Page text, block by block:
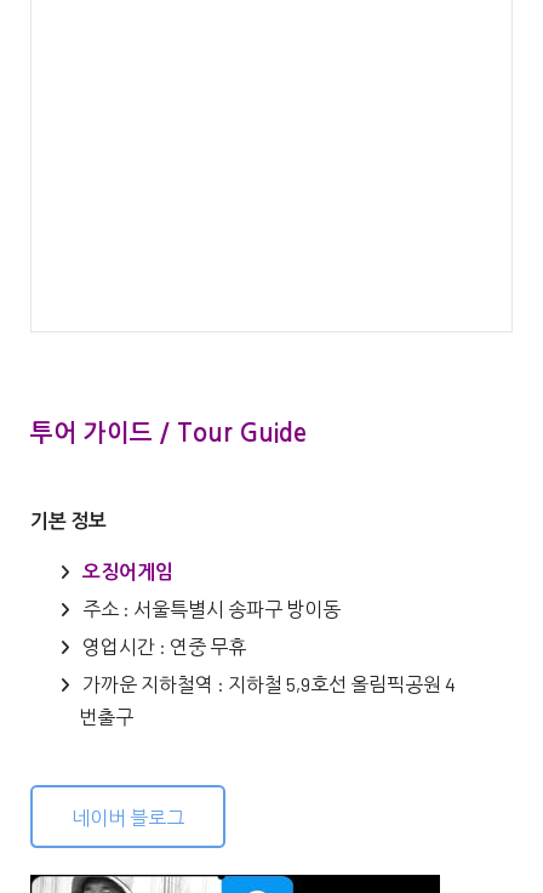
투어 가이드 / Tour Guide
기본 정보
오징어게임
주소 : 서울특별시 송파구 방이동
영업시간 : 연중 무휴
가까운 지하철역 : 지하철 5,9호선 올림픽공원 4
번출구
네이버 블로그